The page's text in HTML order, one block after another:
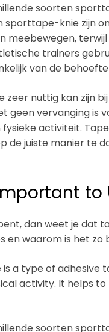
soorten
sporttape-knie zijn
meebewegen,
trainers
van de
zeer nuttig kan zijn
geen vervanging is
activiteit.
de juiste manier te
to
dan weet je dat
en waarom is het zo
a type of
activity. It helps
soorten